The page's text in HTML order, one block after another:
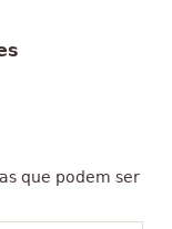
que podem ser